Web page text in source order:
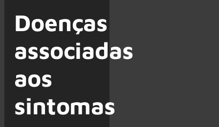
Doenças
associadas
aos
sintomas